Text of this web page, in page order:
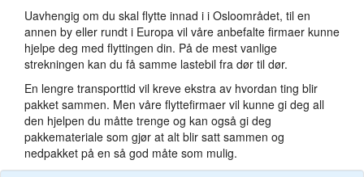
Uavhengig om du skal flytte innad i i Osloområdet, til en
annen by eller rundt i Europa vil våre anbefalte firmaer kunne
hjelpe deg med flyttingen din. På de mest vanlige
strekningen kan du få samme lastebil fra dør til dør.
En lengre transporttid vil kreve ekstra av hvordan ting blir
pakket sammen. Men våre flyttefirmaer vil kunne gi deg all
den hjelpen du måtte trenge og kan også gi deg
pakkemateriale som gjør at alt blir satt sammen og
nedpakket på en så god måte som mulig.